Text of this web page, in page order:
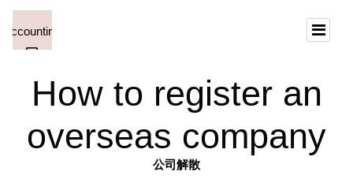
How to register an
overseas company
公司解散